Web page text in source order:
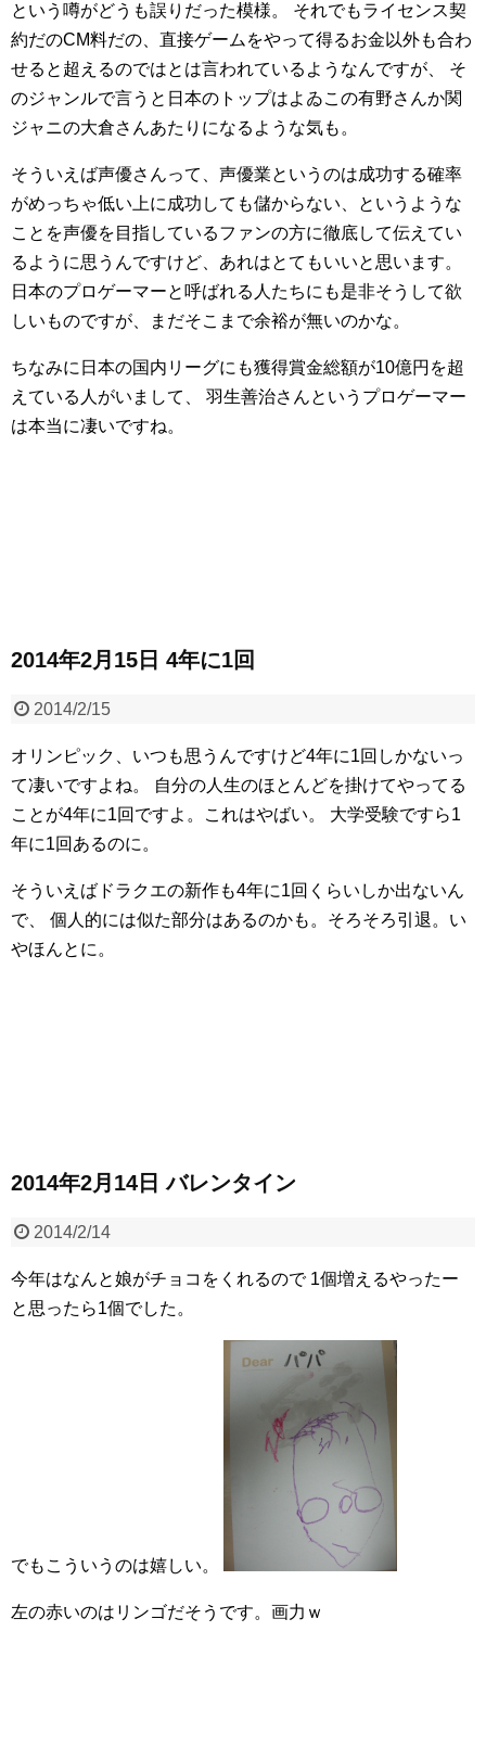
という噂がどうも誤りだった模様。
それでもライセンス契
約だのCM料だの、直接ゲームをやって得るお金以外も合わ
せると超えるのではとは言われているようなんですが、
そ
のジャンルで言うと日本のトップはよゐこの有野さんか関
ジャニの大倉さんあたりになるような気も。
そういえば声優さんって、声優業というのは成功する確率
がめっちゃ低い上に成功しても儲からない、というような
ことを声優を目指しているファンの方に徹底して伝えてい
るように思うんですけど、あれはとてもいいと思います。
日本のプロゲーマーと呼ばれる人たちにも是非そうして欲
しいものですが、まだそこまで余裕が無いのかな。
ちなみに日本の国内リーグにも獲得賞金総額が10億円を超
えている人がいまして、
羽生善治さんというプロゲーマー
は本当に凄いですね。
2014年2月15日 4年に1回
2014/2/15
オリンピック、いつも思うんですけど4年に1回しかないっ
て凄いですよね。
自分の人生のほとんどを掛けてやってる
ことが4年に1回ですよ。これはやばい。
大学受験ですら1
年に1回あるのに。
そういえばドラクエの新作も4年に1回くらいしか出ないん
で、
個人的には似た部分はあるのかも。そろそろ引退。い
やほんとに。
2014年2月14日 バレンタイン
2014/2/14
今年はなんと娘がチョコをくれるので1個増えるやったー
と思ったら1個でした。
でもこういうのは嬉しい。
左の赤いのはリンゴだそうです。画力ｗ